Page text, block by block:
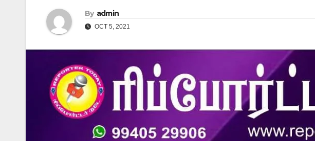
By admin
OCT 5, 2021